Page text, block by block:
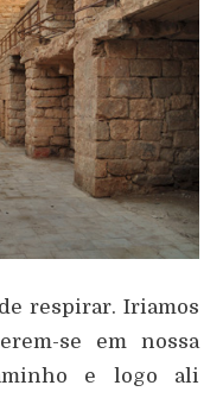
respirar. Iriamos
se em nossa
e logo ali